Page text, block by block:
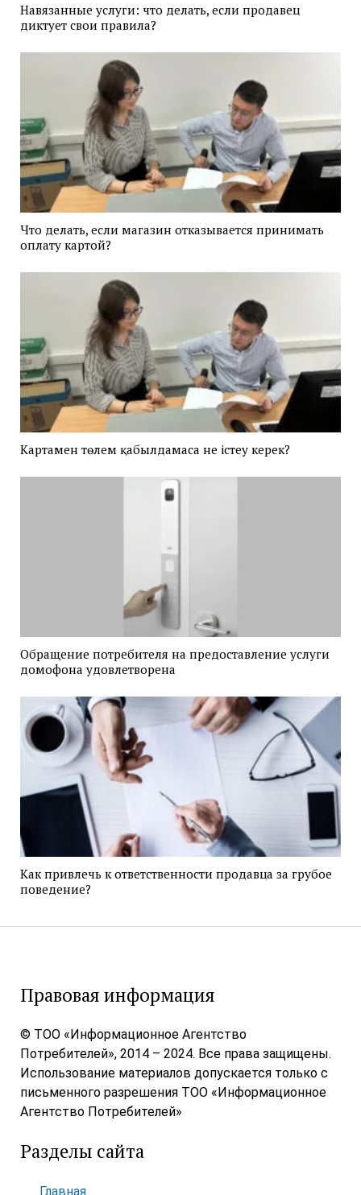
Навязанные услуги: что делать, если продавец
диктует свои правила?
Что делать, если магазин отказывается принимать
оплату картой?
Картамен төлем қабылдамаса не істеу керек?
Обращение потребителя на предоставление услуги
домофона удовлетворена
Как привлечь к ответственности продавца за грубое
поведение?
Правовая информация
© ТОО «Информационное Агентство
Потребителей», 2014 – 2024. Все права защищены.
Использование материалов допускается только с
письменного разрешения ТОО «Информационное
Агентство Потребителей»
Разделы сайта
Главная